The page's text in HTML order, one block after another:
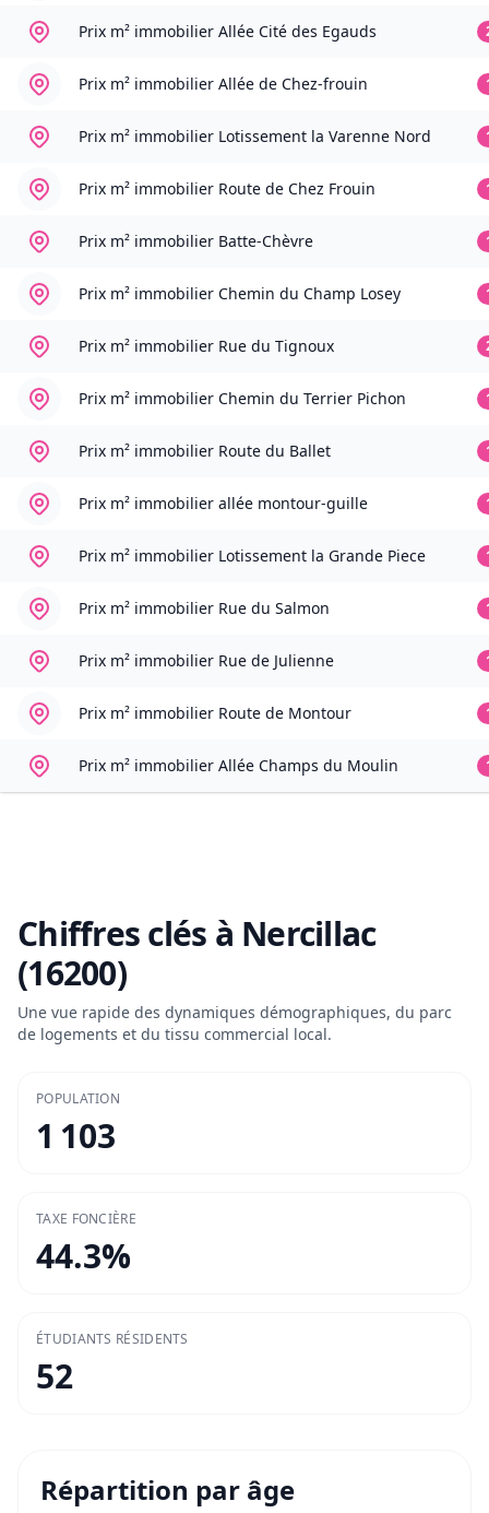
Prix m² immobilier Allée Cité des Egauds
Prix m² immobilier Allée de Chez-frouin
Prix m² immobilier Lotissement la Varenne Nord
Prix m² immobilier Route de Chez Frouin
Prix m² immobilier Batte-Chèvre
Prix m² immobilier Chemin du Champ Losey
Prix m² immobilier Rue du Tignoux
Prix m² immobilier Chemin du Terrier Pichon
Prix m² immobilier Route du Ballet
Prix m² immobilier allée montour-guille
Prix m² immobilier Lotissement la Grande Piece
Prix m² immobilier Rue du Salmon
Prix m² immobilier Rue de Julienne
Prix m² immobilier Route de Montour
Prix m² immobilier Allée Champs du Moulin
Chiffres clés à Nercillac
(16200)
Une vue rapide des dynamiques démographiques, du parc
de logements et du tissu commercial local.
POPULATION
1 103
TAXE FONCIÈRE
44.3%
ÉTUDIANTS RÉSIDENTS
52
Répartition par âge